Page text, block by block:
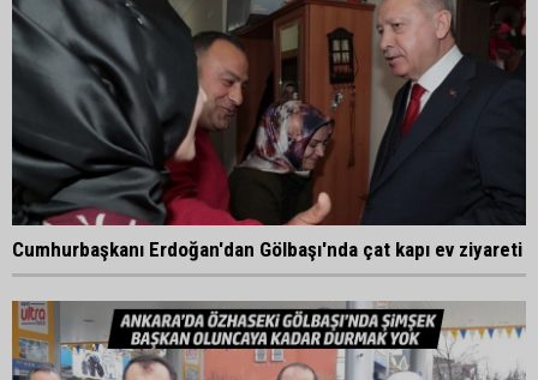
Cumhurbaşkanı Erdoğan'dan Gölbaşı'nda çat kapı ev ziyareti